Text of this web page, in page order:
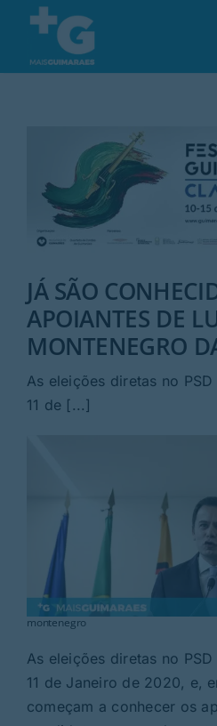
content
Desporto
Opinião
Região
Rubricas
Revista
Search
JÁ SÃO
APOIANTES DE
MONTENEGRO
As eleições diretas no
11 de [...]
montenegro
As eleições diretas no
11 de Janeiro de 2020, e,
começam a conhecer os